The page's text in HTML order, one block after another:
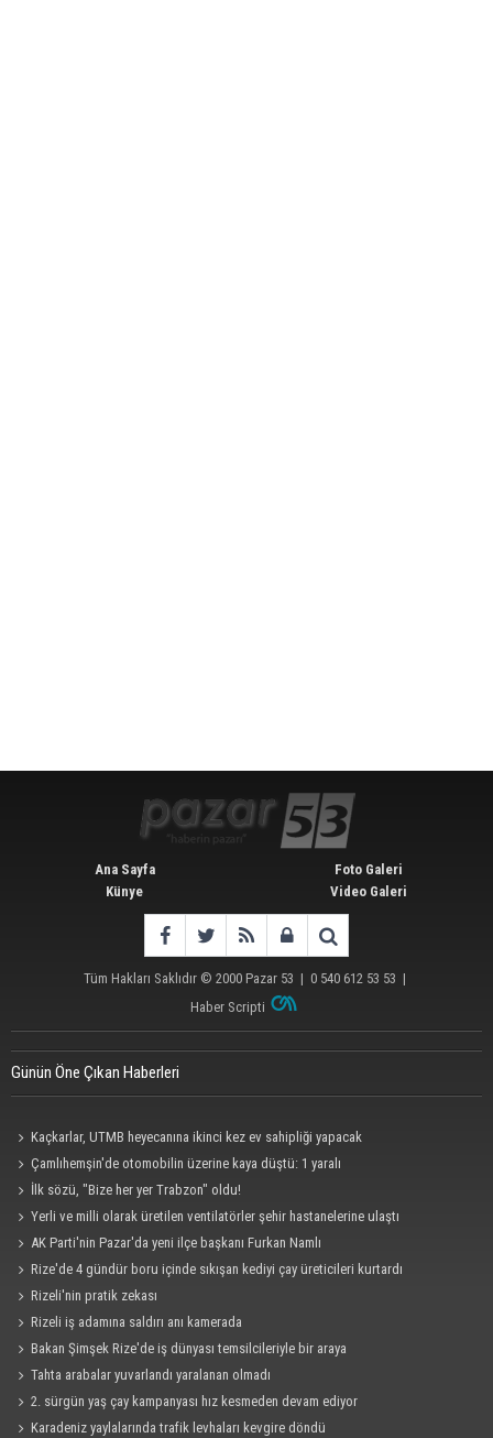
Ana Sayfa
Künye
Foto Galeri
Video Galeri
Tüm Hakları Saklıdır © 2000 Pazar 53 | 0 540 612 53 53 |
Haber Scripti
Günün Öne Çıkan Haberleri
Kaçkarlar, UTMB heyecanına ikinci kez ev sahipliği yapacak
Çamlıhemşin'de otomobilin üzerine kaya düştü: 1 yaralı
İlk sözü, "Bize her yer Trabzon" oldu!
Yerli ve milli olarak üretilen ventilatörler şehir hastanelerine ulaştı
AK Parti'nin Pazar'da yeni ilçe başkanı Furkan Namlı
Rize'de 4 gündür boru içinde sıkışan kediyi çay üreticileri kurtardı
Rizeli'nin pratik zekası
Rizeli iş adamına saldırı anı kamerada
Bakan Şimşek Rize'de iş dünyası temsilcileriyle bir araya
Tahta arabalar yuvarlandı yaralanan olmadı
2. sürgün yaş çay kampanyası hız kesmeden devam ediyor
Karadeniz yaylalarında trafik levhaları kevgire döndü